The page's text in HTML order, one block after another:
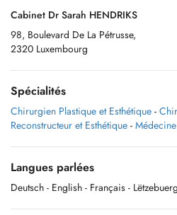
Cabinet Dr Sarah HENDRIKS
98, Boulevard De La Pétrusse,
2320 Luxembourg
Spécialités
Chirurgien Plastique et Esthétique -
Reconstructeur et Esthétique -
Langues parlées
Deutsch - English - Français -